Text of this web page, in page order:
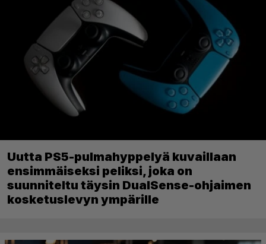
Uutta PS5-pulmahyppelyä kuvaillaan
ensimmäiseksi peliksi, joka on
suunniteltu täysin DualSense-ohjaimen
kosketuslevyn ympärille